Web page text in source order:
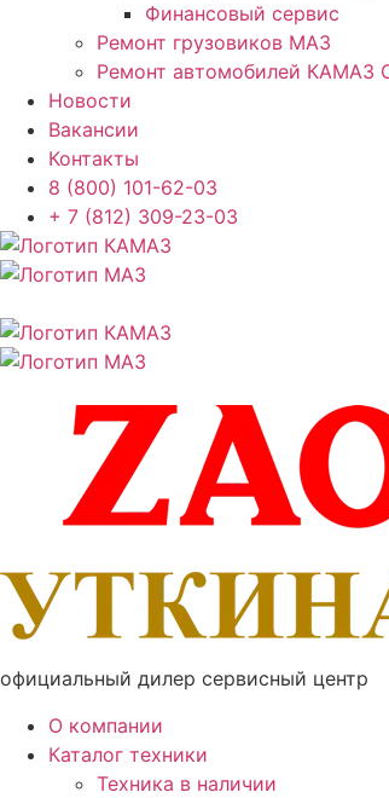
Финансовый сервис
Ремонт грузовиков МАЗ
Ремонт автомобилей КАМАЗ
Новости
Вакансии
Контакты
8 (800) 101-62-03
+ 7 (812) 309-23-03
официальный дилер сервисный центр
О компании
Каталог техники
Техника в наличии